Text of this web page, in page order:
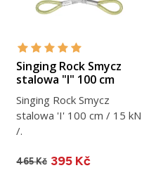
Singing Rock Smycz
stalowa "I" 100 cm
Singing Rock Smycz
stalowa 'I' 100 cm / 15 kN
/.
465 Kč 395 Kč